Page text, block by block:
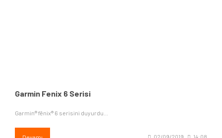
Garmin Fenix 6 Serisi
Garmin® fēnix® 6 serisini duyurdu...
02/09/2019 14:08